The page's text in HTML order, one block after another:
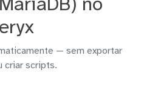
— sem exportar
criar scripts.